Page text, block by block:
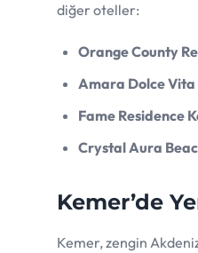
diğer oteller:
Orange County
Amara Dolce
Fame Residence
Crystal Aura
Kemer’de
Kemer, zengin